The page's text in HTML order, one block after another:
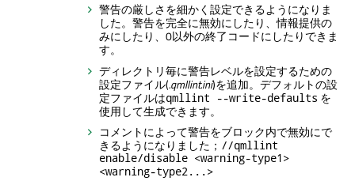
警告の厳しさを細かく設定できるようになりま
した。警告を完全に無効にしたり、情報提供の
みにしたり、0以外の終了コードにしたりできま
す。
ディレクトリ毎に警告レベルを設定するための
設定ファイル(.qmllint.ini)を追加。デフォルトの設
定ファイルはqmllint --write-defaults を
使用して生成できます。
コメントによって警告をブロック内で無効にで
きるようになりました； //qmllint
enable/disable <warning-type1>
<warning-type2...>